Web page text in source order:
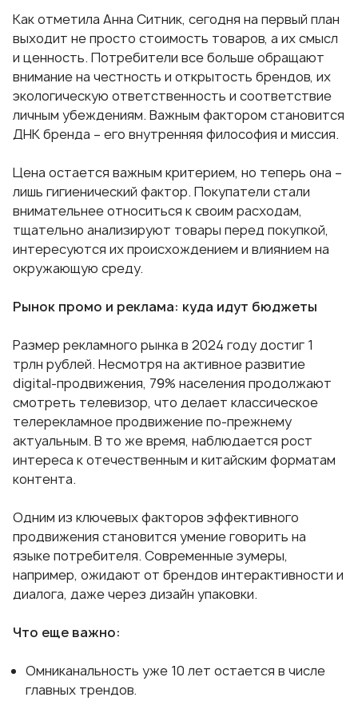
Как отметила Анна Ситник, сегодня на первый план
выходит не просто стоимость товаров, а их смысл
и ценность. Потребители все больше обращают
внимание на честность и открытость брендов, их
экологическую ответственность и соответствие
личным убеждениям. Важным фактором становится
ДНК бренда – его внутренняя философия и миссия.
Цена остается важным критерием, но теперь она –
лишь гигиенический фактор. Покупатели стали
внимательнее относиться к своим расходам,
тщательно анализируют товары перед покупкой,
интересуются их происхождением и влиянием на
окружающую среду.
Рынок промо и реклама: куда идут бюджеты
Размер рекламного рынка в 2024 году достиг 1
трлн рублей. Несмотря на активное развитие
digital-продвижения, 79% населения продолжают
смотреть телевизор, что делает классическое
телерекламное продвижение по-прежнему
актуальным. В то же время, наблюдается рост
интереса к отечественным и китайским форматам
контента.
Одним из ключевых факторов эффективного
продвижения становится умение говорить на
языке потребителя. Современные зумеры,
например, ожидают от брендов интерактивности и
диалога, даже через дизайн упаковки.
Что еще важно:
Омниканальность уже 10 лет остается в числе
главных трендов.